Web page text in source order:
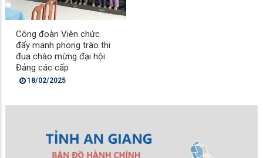
Công đoàn Viên chức
đẩy mạnh phong trào thi
đua chào mừng đại hội
Đảng các cấp
18/02/2025